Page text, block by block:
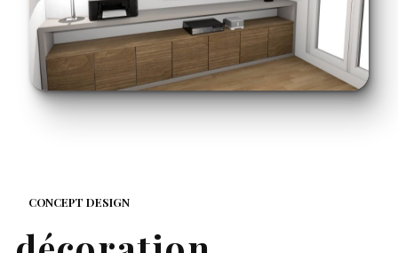
CONCEPT DESIGN